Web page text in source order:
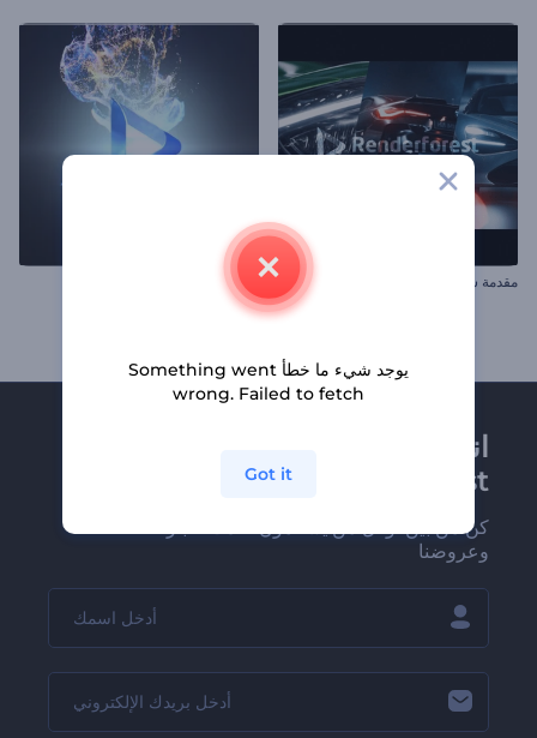
مقدمة سباق السيارات الرياضية كشف شعار بالجسيمات السائلة
انضم إلى نشرة
Renderforest الإخبارية
كن من بين أوائل من يستلمون أحدث أخبارنا
وعروضنا
يوجد شيء ما خطأ Something went
wrong. Failed to fetch
Got it